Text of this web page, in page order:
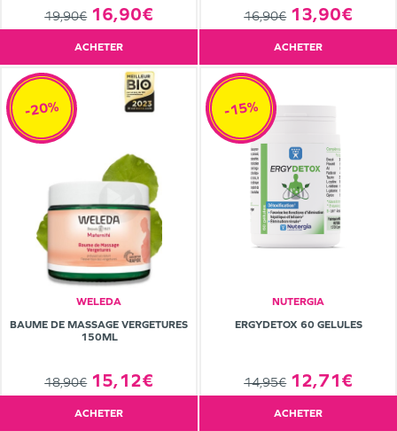
19,90€ 16,90€
ACHETER
16,90€ 13,90€
ACHETER
WELEDA
BAUME DE MASSAGE VERGETURES
150ML
18,90€ 15,12€
-20%
ACHETER
NUTERGIA
ERGYDETOX 60 GELULES
14,95€ 12,71€
-15%
ACHETER